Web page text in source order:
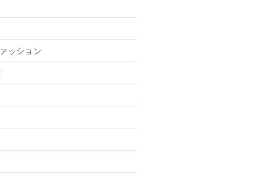
ッション